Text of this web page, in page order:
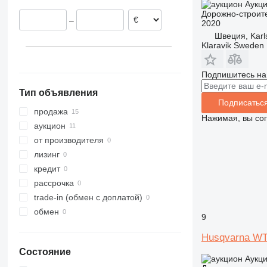
Германия
Португалия
–
Тип объявления
продажа
аукцион
от производителя
лизинг
кредит
рассрочка
trade-in (обмен с доплатой)
обмен
Состояние
Дорожно-
2020
Швеция,
Klaravik Sweden
Подпишитесь
Нажимая, вы
9
Husqvarna